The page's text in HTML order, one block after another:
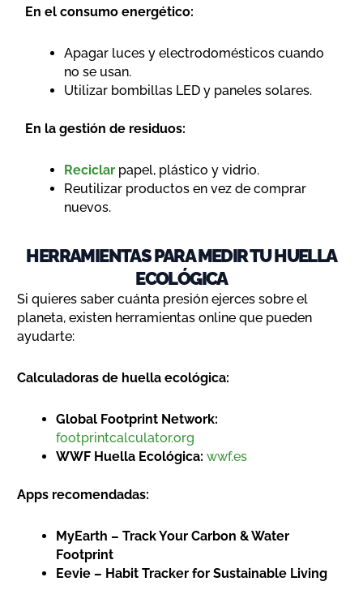
En el consumo energético:
Apagar luces y electrodomésticos cuando
no se usan.
Utilizar bombillas LED y paneles solares.
En la gestión de residuos:
Reciclar papel, plástico y vidrio.
Reutilizar productos en vez de comprar
nuevos.
HERRAMIENTAS PARA MEDIR TU HUELLA
ECOLÓGICA
Si quieres saber cuánta presión ejerces sobre el
planeta, existen herramientas online que pueden
ayudarte:
Calculadoras de huella ecológica:
Global Footprint Network:
footprintcalculator.org
WWF Huella Ecológica: wwf.es
Apps recomendadas:
MyEarth – Track Your Carbon & Water
Footprint
Eevie – Habit Tracker for Sustainable Living